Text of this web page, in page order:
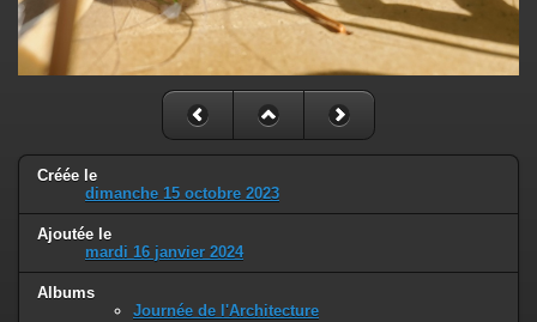
Créée le
dimanche 15 octobre 2023
Ajoutée le
mardi 16 janvier 2024
Albums
Journée de l'Architecture